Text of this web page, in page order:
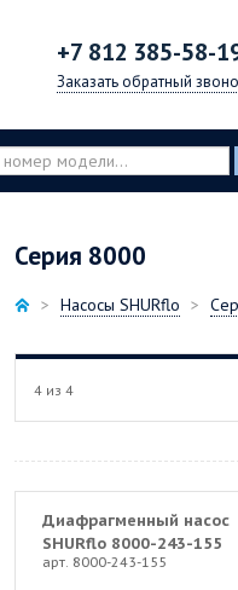
+7 812 385-58-
Заказать обратный
Серия 8000
Насосы SHURflo
4 из 4
Диафрагменный насос
SHURflo 8000-243-155
арт. 8000-243-155